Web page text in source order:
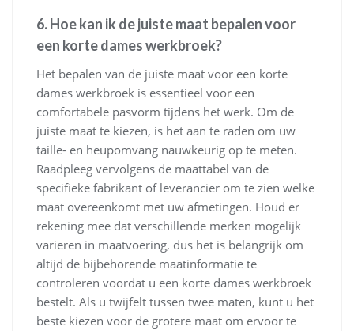
6. Hoe kan ik de juiste maat bepalen voor
een korte dames werkbroek?
Het bepalen van de juiste maat voor een korte
dames werkbroek is essentieel voor een
comfortabele pasvorm tijdens het werk. Om de
juiste maat te kiezen, is het aan te raden om uw
taille- en heupomvang nauwkeurig op te meten.
Raadpleeg vervolgens de maattabel van de
specifieke fabrikant of leverancier om te zien welke
maat overeenkomt met uw afmetingen. Houd er
rekening mee dat verschillende merken mogelijk
variëren in maatvoering, dus het is belangrijk om
altijd de bijbehorende maatinformatie te
controleren voordat u een korte dames werkbroek
bestelt. Als u twijfelt tussen twee maten, kunt u het
beste kiezen voor de grotere maat om ervoor te